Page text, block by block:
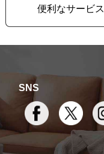
便利なサービス
SNS